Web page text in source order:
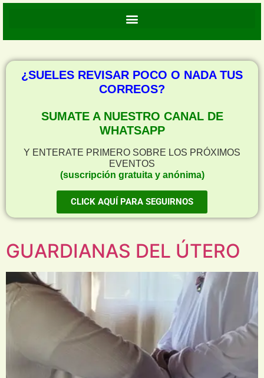
¿SUELES REVISAR POCO O NADA TUS
CORREOS?
SUMATE A NUESTRO CANAL DE
WHATSAPP
Y ENTERATE PRIMERO SOBRE LOS PRÓXIMOS
EVENTOS
(suscripción gratuita y anónima)
CLICK AQUÍ PARA SEGUIRNOS
GUARDIANAS DEL ÚTERO